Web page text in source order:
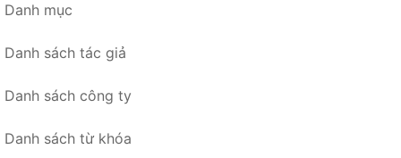
Danh mục
Danh sách tác giả
Danh sách công ty
Danh sách từ khóa